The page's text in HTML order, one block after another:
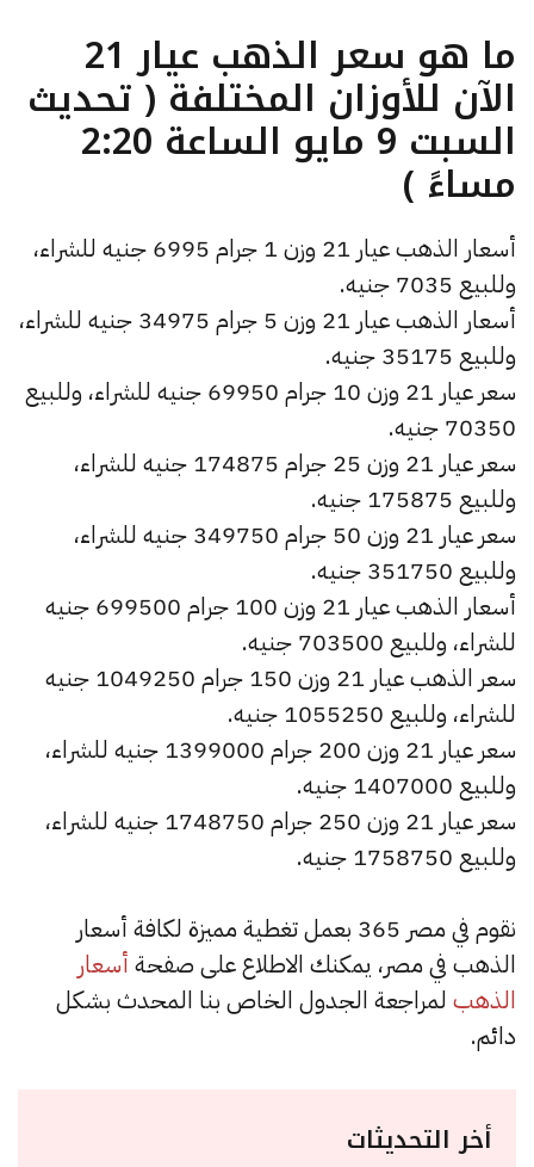
ما هو سعر الذهب عيار 21
الآن للأوزان المختلفة ( تحديث
السبت 9 مايو الساعة 2:20
مساءً )
أسعار الذهب عيار 21 وزن 1 جرام 6995 جنيه للشراء،
وللبيع 7035 جنيه.
أسعار الذهب عيار 21 وزن 5 جرام 34975 جنيه للشراء،
وللبيع 35175 جنيه.
سعر عيار 21 وزن 10 جرام 69950 جنيه للشراء، وللبيع
70350 جنيه.
سعر عيار 21 وزن 25 جرام 174875 جنيه للشراء،
وللبيع 175875 جنيه.
سعر عيار 21 وزن 50 جرام 349750 جنيه للشراء،
وللبيع 351750 جنيه.
أسعار الذهب عيار 21 وزن 100 جرام 699500 جنيه
للشراء، وللبيع 703500 جنيه.
سعر الذهب عيار 21 وزن 150 جرام 1049250 جنيه
للشراء، وللبيع 1055250 جنيه.
سعر عيار 21 وزن 200 جرام 1399000 جنيه للشراء،
وللبيع 1407000 جنيه.
سعر عيار 21 وزن 250 جرام 1748750 جنيه للشراء،
وللبيع 1758750 جنيه.
نقوم في مصر 365 بعمل تغطية مميزة لكافة أسعار
الذهب في مصر، يمكنك الاطلاع على صفحة أسعار
الذهب لمراجعة الجدول الخاص بنا المحدث بشكل
دائم.
أخر التحديثات